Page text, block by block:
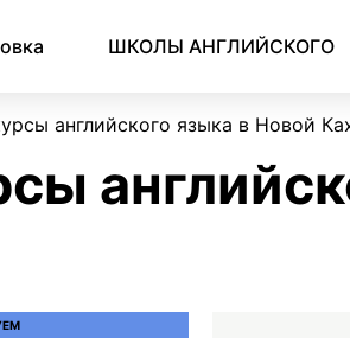
ШКОЛЫ АНГЛИЙСКОГО
английского языка в Новой